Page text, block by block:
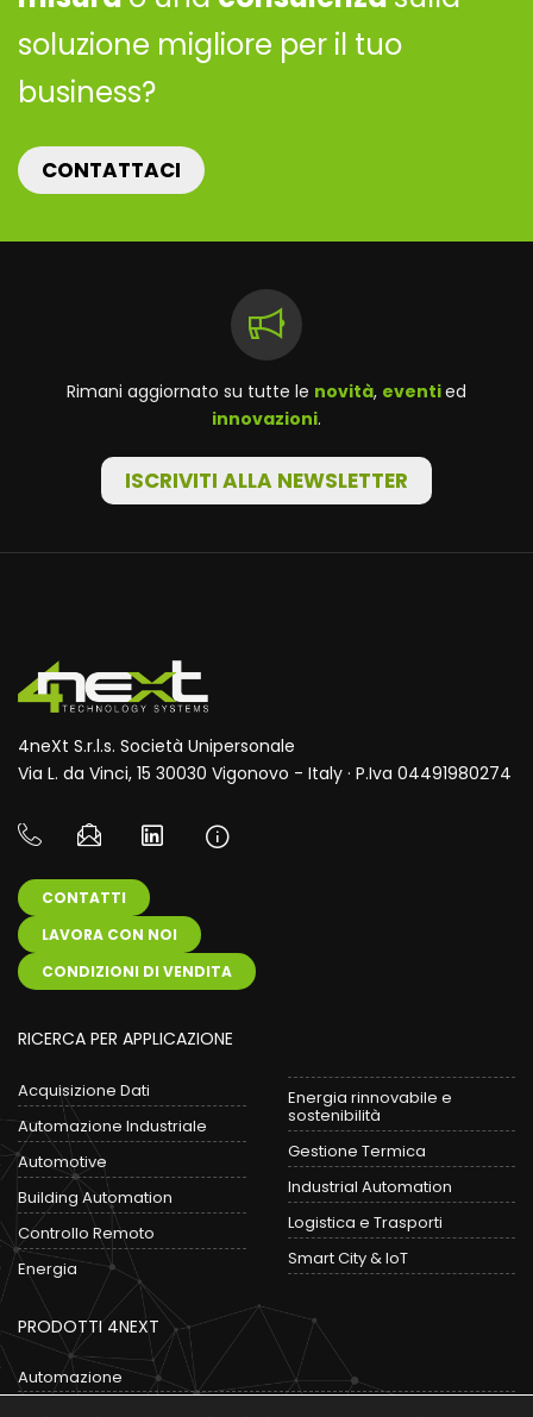
soluzione migliore per il tuo
business?
CONTATTACI
Rimani aggiornato su tutte le novità, eventied
innovazioni.
ISCRIVITI ALLA NEWSLETTER
4neXt S.r.l.s. Società Unipersonale
Via L. da Vinci, 15 30030 Vigonovo - Italy · P.Iva 04491980274
CONTATTI
LAVORA CON NOI
CONDIZIONI DI VENDITA
RICERCA PER APPLICAZIONE
Acquisizione Dati
Automazione Industriale
Automotive
Building Automation
Controllo Remoto
Energia
Energia rinnovabile e
sostenibilità
Gestione Termica
Industrial Automation
Logistica e Trasporti
Smart City & IoT
PRODOTTI 4NEXT
Automazione